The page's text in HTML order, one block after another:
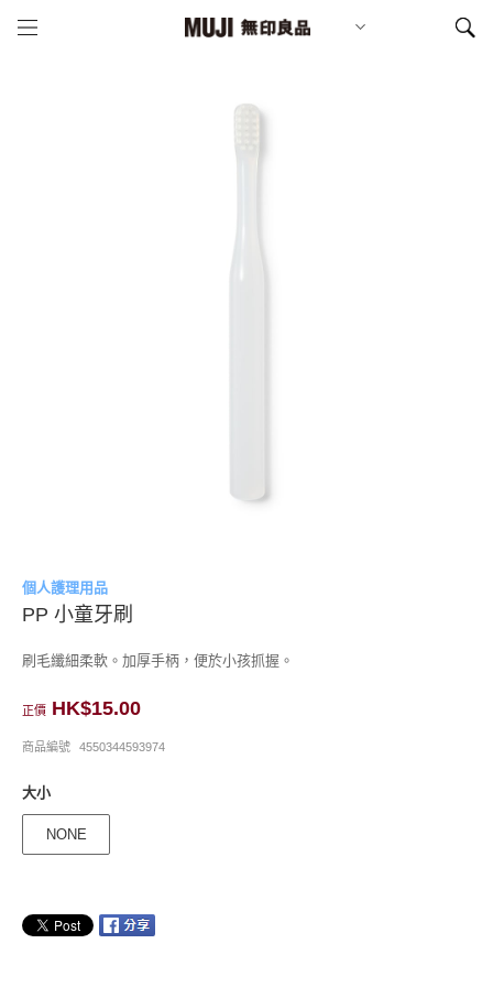
個人護理用品
PP 小童牙刷
刷毛纖細柔軟。加厚手柄，便於小孩抓握。
正價 HK$15.00
商品編號 4550344593974
大小
NONE